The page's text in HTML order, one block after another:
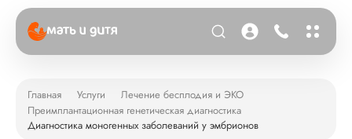
Главная Услуги
Лечение бесплодия и ЭКО
Преимплантационная генетическая диагностика
Диагностика моногенных заболеваний у эмбрионов